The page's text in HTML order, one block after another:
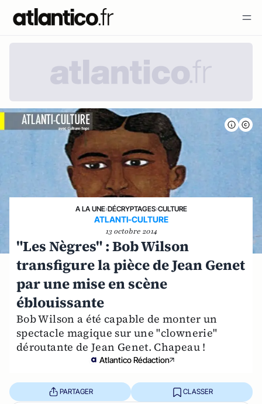
A LA UNE›DÉCRYPTAGES›CULTURE
ATLANTI-CULTURE
13 octobre 2014
"Les Nègres" : Bob Wilson
transfigure la pièce de Jean Genet
par une mise en scène
éblouissante
Bob Wilson a été capable de monter un
spectacle magique sur une "clownerie"
déroutante de Jean Genet. Chapeau !
Atlantico Rédaction
PARTAGER CLASSER